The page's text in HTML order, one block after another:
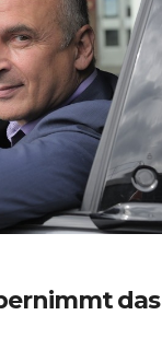
das